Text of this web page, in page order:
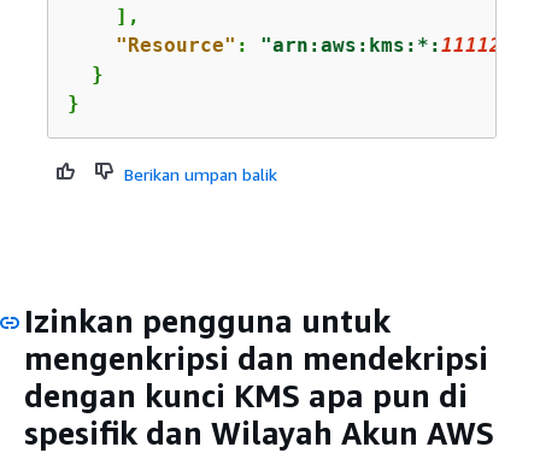
    ],
"Resource" : "arn:aws:kms:*:
  }
}
Berikan umpan balik
Izinkan pengguna untuk
mengenkripsi dan mendekripsi
dengan kunci KMS apa pun di
spesifik dan Wilayah Akun AWS